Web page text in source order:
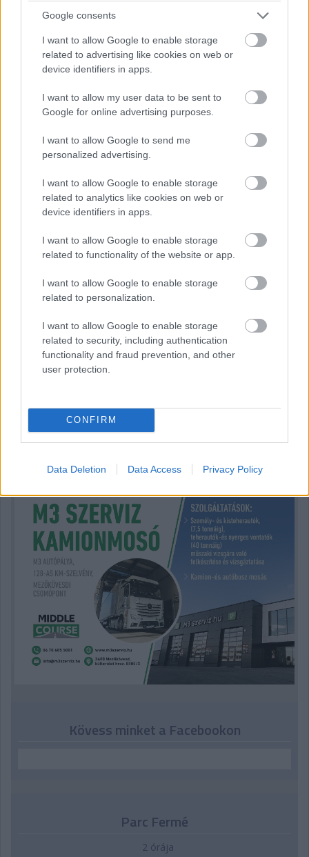
Google consents
I want to allow Google to enable storage
related to advertising like cookies on web or
device identifiers in apps.
I want to allow my user data to be sent to
Google for online advertising purposes.
I want to allow Google to send me
personalized advertising.
I want to allow Google to enable storage
related to analytics like cookies on web or
device identifiers in apps.
I want to allow Google to enable storage
related to functionality of the website or app.
I want to allow Google to enable storage
related to personalization.
I want to allow Google to enable storage
related to security, including authentication
functionality and fraud prevention, and other
user protection.
CONFIRM
Data Deletion Data Access Privacy Policy
Ez volt az F1-es Belga Nagydíj
Ez volt az F1-es Belga Nagydíj időmérő edzése
Ez volt az F1-es Belga Nagydíj harmadik
szabadedzése
Hallgasd meg a Formula Podcast
legfrissebb adását!
Kövess minket a Facebookon
Parc Fermé
2 órája